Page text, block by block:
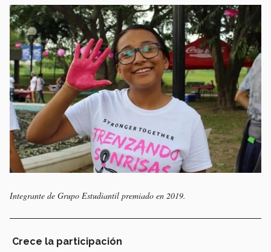
Integrante de Grupo Estudiantil premiado en 2019.
Crece la participación